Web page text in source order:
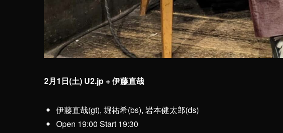
2月1日(土) U2.jp + 伊藤直哉
伊藤直哉(gt), 堀祐希(bs), 岩本健太郎(ds)
Open 19:00 Start 19:30